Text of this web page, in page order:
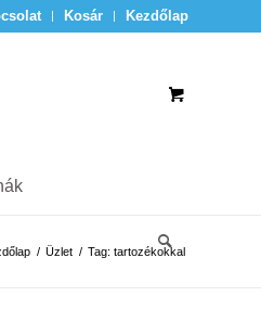
Kosár Kezdőlap
/ Üzlet / Tag: tartozékokkal